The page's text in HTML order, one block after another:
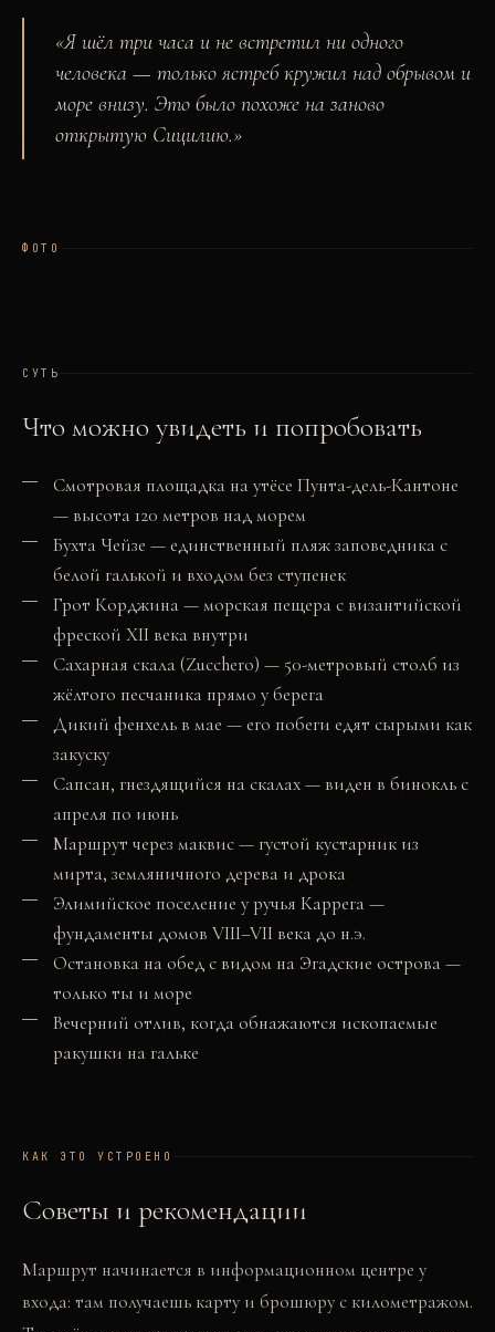
«Я шёл три часа и не встретил ни одного
человека — только ястреб кружил над обрывом и
море внизу. Это было похоже на заново
открытую Сицилию.»
ФОТО
СУТЬ
Что можно увидеть и попробовать
Смотровая площадка на утёсе Пунта-дель-Кантоне
— высота 120 метров над морем
Бухта Чейзе — единственный пляж заповедника с
белой галькой и входом без ступенек
Грот Корджина — морская пещера с византийской
фреской XII века внутри
Сахарная скала (Zucchero) — 50-метровый столб из
жёлтого песчаника прямо у берега
Дикий фенхель в мае — его побеги едят сырыми как
закуску
Сапсан, гнездящийся на скалах — виден в бинокль с
апреля по июнь
Маршрут через маквис — густой кустарник из
мирта, земляничного дерева и дрока
Элимийское поселение у ручья Каррега —
фундаменты домов VIII–VII века до н.э.
Остановка на обед с видом на Эгадские острова —
только ты и море
Вечерний отлив, когда обнажаются ископаемые
ракушки на гальке
КАК ЭТО УСТРОЕНО
Советы и рекомендации
Маршрут начинается в информационном центре у
входа: там получаешь карту и брошюру с километражом.